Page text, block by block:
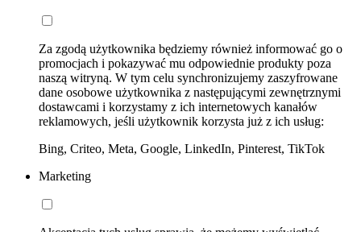
Za zgodą użytkownika będziemy również informować go o
promocjach i pokazywać mu odpowiednie produkty poza
naszą witryną. W tym celu synchronizujemy zaszyfrowane
dane osobowe użytkownika z następującymi zewnętrznymi
dostawcami i korzystamy z ich internetowych kanałów
reklamowych, jeśli użytkownik korzysta już z ich usług:
Bing, Criteo, Meta, Google, LinkedIn, Pinterest, TikTok
Marketing